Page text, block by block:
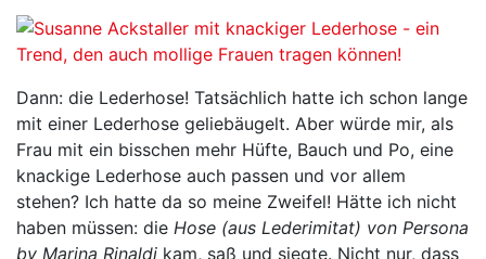
Dann: die Lederhose! Tatsächlich hatte ich schon lange
mit einer Lederhose geliebäugelt. Aber würde mir, als
Frau mit ein bisschen mehr Hüfte, Bauch und Po, eine
knackige Lederhose auch passen und vor allem
stehen? Ich hatte da so meine Zweifel! Hätte ich nicht
haben müssen: die Hose (aus Lederimitat) von Persona
by Marina Rinaldi kam, saß und siegte. Nicht nur, dass